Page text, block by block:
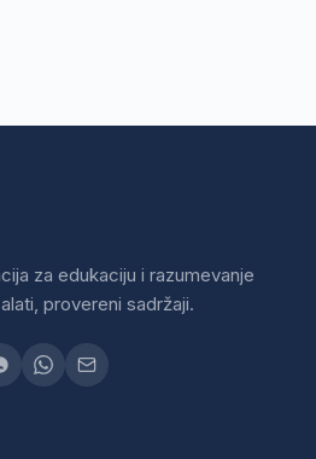
za edukaciju i razumevanje
provereni sadržaji.